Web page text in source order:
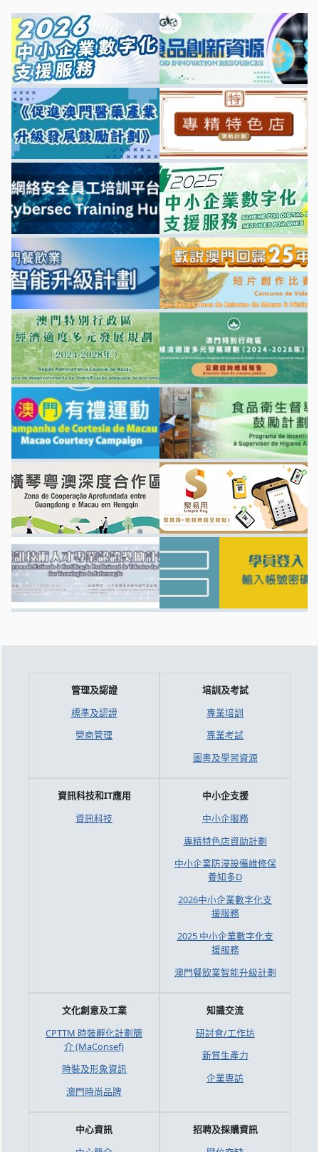
管理及認證
標準及認證
營商管理
培訓及考試
專業培訓
專業考試
圖書及學習資源
資訊科技和IT應用
資訊科技
中小企支援
中小企服務
專精特色店資助計劃
中小企業防浸設備維修保
養知多D
2026中小企業數字化支
援服務
2025 中小企業數字化支
援服務
澳門餐飲業智能升級計劃
文化創意及工業
CPTTM 時裝孵化計劃簡
介 (MaConsef)
時裝及形象資訊
澳門時尚品牌
知識交流
研討會/工作坊
新質生產力
企業專訪
中心資訊
招聘及採購資訊